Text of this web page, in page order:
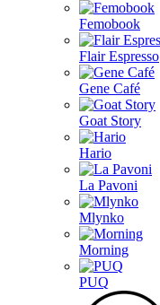
Femobook
Flair Espresso
Gene Café
Goat Story
Hario
La Pavoni
Mlynko
Morning
PUQ